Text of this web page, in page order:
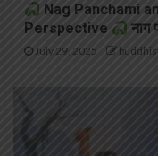
Nag Panchami
Perspective
नाग
July 29, 2025